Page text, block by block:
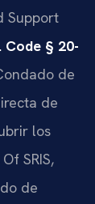
Support
Code § 20-
de
de
los
SRIS,
de